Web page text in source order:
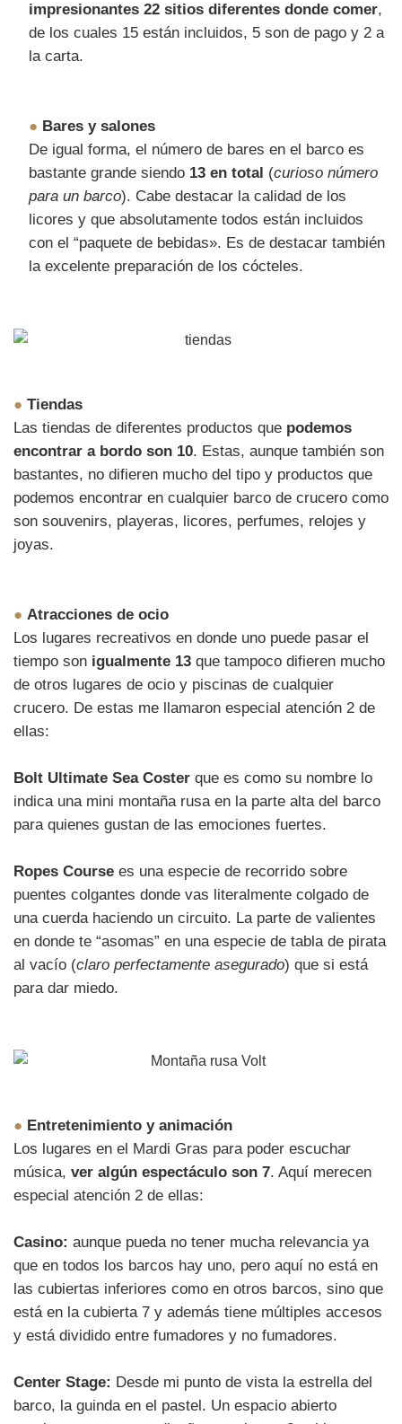
impresionantes 22 sitios diferentes donde comer,
de los cuales 15 están incluidos, 5 son de pago y 2 a
la carta.
● Bares y salones
De igual forma, el número de bares en el barco es
bastante grande siendo 13 en total (curioso número
para un barco). Cabe destacar la calidad de los
licores y que absolutamente todos están incluidos
con el “paquete de bebidas». Es de destacar también
la excelente preparación de los cócteles.
● Tiendas
Las tiendas de diferentes productos que podemos
encontrar a bordo son 10. Estas, aunque también son
bastantes, no difieren mucho del tipo y productos que
podemos encontrar en cualquier barco de crucero como
son souvenirs, playeras, licores, perfumes, relojes y
joyas.
● Atracciones de ocio
Los lugares recreativos en donde uno puede pasar el
tiempo son igualmente 13 que tampoco difieren mucho
de otros lugares de ocio y piscinas de cualquier
crucero. De estas me llamaron especial atención 2 de
ellas:
Bolt Ultimate Sea Coster que es como su nombre lo
indica una mini montaña rusa en la parte alta del barco
para quienes gustan de las emociones fuertes.
Ropes Course es una especie de recorrido sobre
puentes colgantes donde vas literalmente colgado de
una cuerda haciendo un circuito. La parte de valientes
en donde te “asomas” en una especie de tabla de pirata
al vacío (claro perfectamente asegurado) que si está
para dar miedo.
● Entretenimiento y animación
Los lugares en el Mardi Gras para poder escuchar
música, ver algún espectáculo son 7. Aquí merecen
especial atención 2 de ellas:
Casino: aunque pueda no tener mucha relevancia ya
que en todos los barcos hay uno, pero aquí no está en
las cubiertas inferiores como en otros barcos, sino que
está en la cubierta 7 y además tiene múltiples accesos
y está dividido entre fumadores y no fumadores.
Center Stage: Desde mi punto de vista la estrella del
barco, la guinda en el pastel. Un espacio abierto